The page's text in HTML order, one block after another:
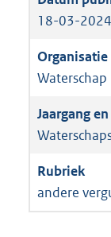
18-03-
Waterschap
andere